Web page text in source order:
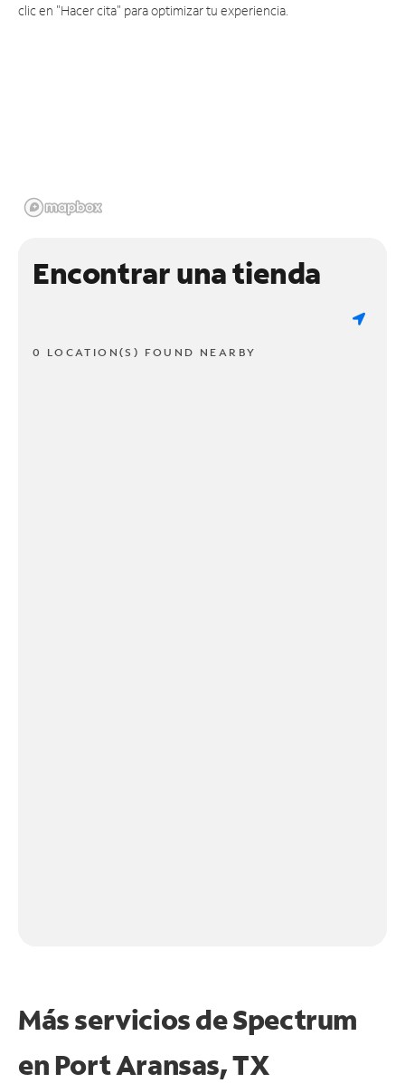
clic en "Hacer cita" para optimizar tu experiencia.
Encontrar una tienda
0 LOCATION(S) FOUND NEARBY
Más servicios de Spectrum
en Port Aransas, TX